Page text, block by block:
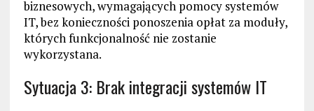
biznesowych, wymagających pomocy systemów
IT, bez konieczności ponoszenia opłat za moduły,
których funkcjonalność nie zostanie
wykorzystana.
Sytuacja 3: Brak integracji systemów IT